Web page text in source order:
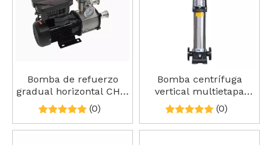
Bomba de refuerzo
gradual horizontal CHM
SS304 SS316 Bomba de
suministro de agua de
presión constante de
(0)
Bomba centrífuga
vertical multietapa
ligera CDL/CDLF
(0)